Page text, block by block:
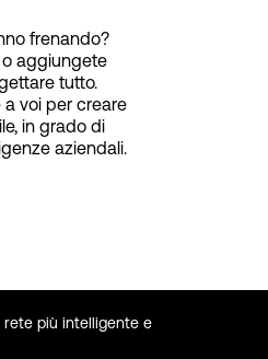
frenando?
aggiungete
tutto.
voi per creare
in grado di
aziendali.
più intelligente e